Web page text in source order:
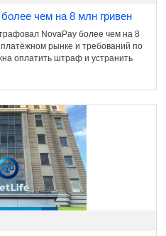
чем на 8 млн гривен
NovaPay более чем на 8
рынке и требований по
оплатить штраф и устранить